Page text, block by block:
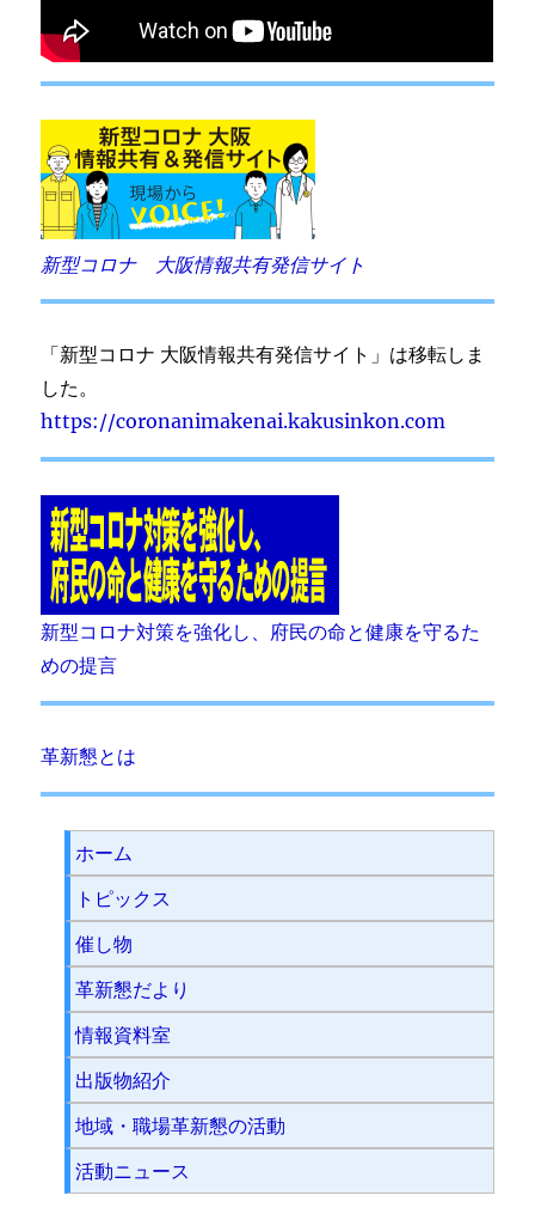
新型コロナ 大阪情報共有発信サイト
「新型コロナ 大阪情報共有発信サイト」は移転しま
した。
https://coronanimakenai.kakusinkon.com
新型コロナ対策を強化し、府民の命と健康を守るた
めの提言
革新懇とは
ホーム
トピックス
催し物
革新懇だより
情報資料室
出版物紹介
地域・職場革新懇の活動
活動ニュース